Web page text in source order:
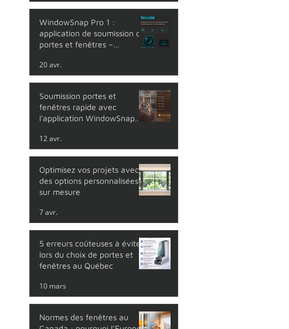
WindowSnap Pro 1 :
application de soumission de
portes et fenêtres –
20 avr.
Soumission portes et
fenêtres rapide avec
l'application WindowSnap
12 avr.
Optimisez vos projets avec
des options personnalisées
sur mesure
7 avr.
5 erreurs coûteuses à éviter
lors du choix de portes et
fenêtres au Québec
10 mars
Normes des fenêtres au